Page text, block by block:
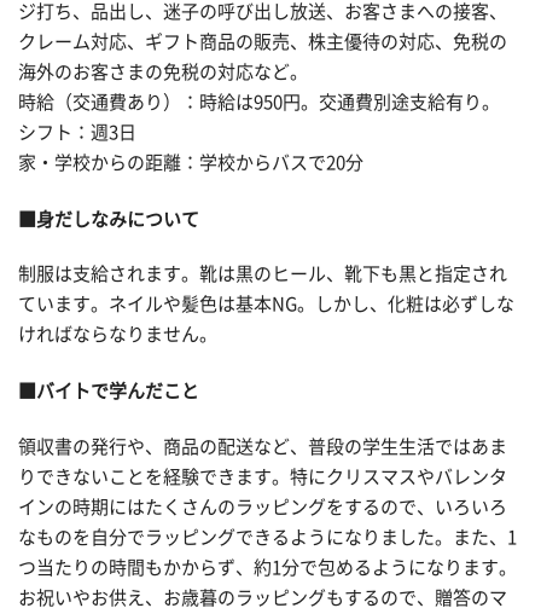
ジ打ち、品出し、迷子の呼び出し放送、お客さまへの接客、
クレーム対応、ギフト商品の販売、株主優待の対応、免税の
海外のお客さまの免税の対応など。
時給（交通費あり）：時給は950円。交通費別途支給有り。
シフト：週3日
家・学校からの距離：学校からバスで20分
■身だしなみについて
制服は支給されます。靴は黒のヒール、靴下も黒と指定され
ています。ネイルや髪色は基本NG。しかし、化粧は必ずしな
ければならなりません。
■バイトで学んだこと
領収書の発行や、商品の配送など、普段の学生生活ではあま
りできないことを経験できます。特にクリスマスやバレンタ
インの時期にはたくさんのラッピングをするので、いろいろ
なものを自分でラッピングできるようになりました。また、1
つ当たりの時間もかからず、約1分で包めるようになります。
お祝いやお供え、お歳暮のラッピングもするので、贈答のマ